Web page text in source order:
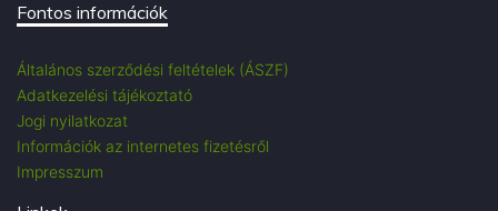
Fontos információk
Általános szerződési feltételek (ÁSZF)
Adatkezelési tájékoztató
Jogi nyilatkozat
Információk az internetes fizetésről
Impresszum